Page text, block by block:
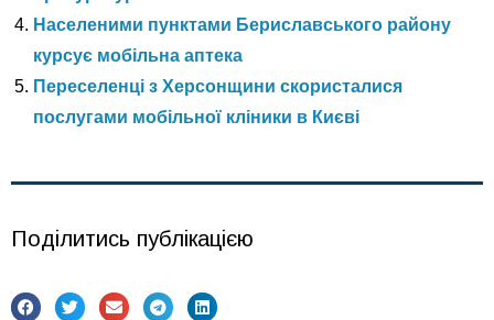
Населеними пунктами Бериславського району
курсує мобільна аптека
Переселенці з Херсонщини скористалися
послугами мобільної кліники в Києві
Поділитись публікацією